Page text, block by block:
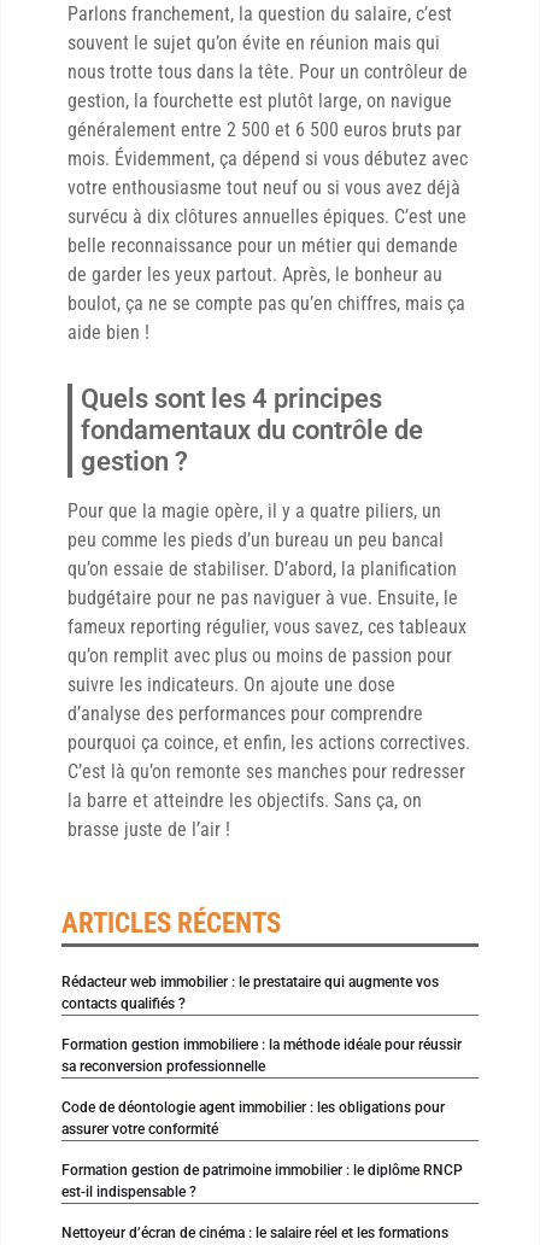
Parlons franchement, la question du salaire, c’est
souvent le sujet qu’on évite en réunion mais qui
nous trotte tous dans la tête. Pour un contrôleur de
gestion, la fourchette est plutôt large, on navigue
généralement entre 2 500 et 6 500 euros bruts par
mois. Évidemment, ça dépend si vous débutez avec
votre enthousiasme tout neuf ou si vous avez déjà
survécu à dix clôtures annuelles épiques. C’est une
belle reconnaissance pour un métier qui demande
de garder les yeux partout. Après, le bonheur au
boulot, ça ne se compte pas qu’en chiffres, mais ça
aide bien !
Quels sont les 4 principes
fondamentaux du contrôle de
gestion ?
Pour que la magie opère, il y a quatre piliers, un
peu comme les pieds d’un bureau un peu bancal
qu’on essaie de stabiliser. D’abord, la planification
budgétaire pour ne pas naviguer à vue. Ensuite, le
fameux reporting régulier, vous savez, ces tableaux
qu’on remplit avec plus ou moins de passion pour
suivre les indicateurs. On ajoute une dose
d’analyse des performances pour comprendre
pourquoi ça coince, et enfin, les actions correctives.
C’est là qu’on remonte ses manches pour redresser
la barre et atteindre les objectifs. Sans ça, on
brasse juste de l’air !
ARTICLES RÉCENTS
Rédacteur web immobilier : le prestataire qui augmente vos
contacts qualifiés ?
Formation gestion immobiliere : la méthode idéale pour réussir
sa reconversion professionnelle
Code de déontologie agent immobilier : les obligations pour
assurer votre conformité
Formation gestion de patrimoine immobilier : le diplôme RNCP
est-il indispensable ?
Nettoyeur d’écran de cinéma : le salaire réel et les formations